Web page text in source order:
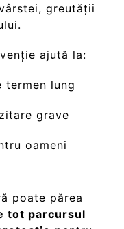
greutății
ajută la:
termen lung
grave
oameni
poate părea
tot parcursul